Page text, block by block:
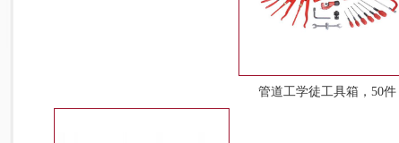
管道工学徒工具箱，50件